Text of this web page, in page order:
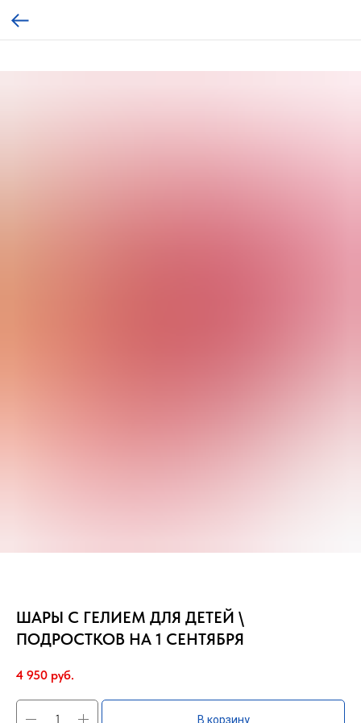
ШАРЫ С ГЕЛИЕМ ДЛЯ ДЕТЕЙ \
ПОДРОСТКОВ НА 1 СЕНТЯБРЯ
4 950 руб.
В корзину